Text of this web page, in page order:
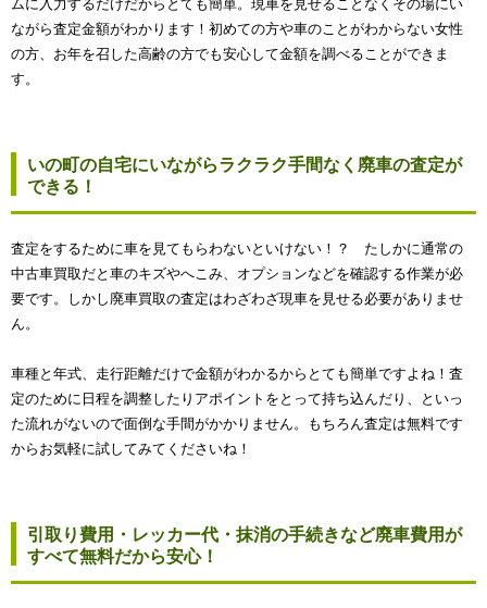
ムに入力するだけだからとても簡単。現車を見せることなくその場にい
ながら査定金額がわかります！初めての方や車のことがわからない女性
の方、お年を召した高齢の方でも安心して金額を調べることができま
す。
いの町の自宅にいながらラクラク手間なく廃車の査定が
できる！
査定をするために車を見てもらわないといけない！？ たしかに通常の
中古車買取だと車のキズやへこみ、オプションなどを確認する作業が必
要です。しかし廃車買取の査定はわざわざ現車を見せる必要がありませ
ん。
車種と年式、走行距離だけで金額がわかるからとても簡単ですよね！査
定のために日程を調整したりアポイントをとって持ち込んだり、といっ
た流れがないので面倒な手間がかかりません。もちろん査定は無料です
からお気軽に試してみてくださいね！
引取り費用・レッカー代・抹消の手続きなど廃車費用が
すべて無料だから安心！